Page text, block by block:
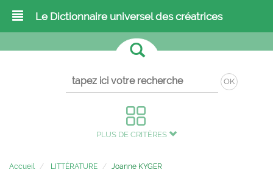
Le Dictionnaire universel des créatrices
OK
PLUS DE CRITÈRES
Accueil LITTÉRATURE Joanne KYGER